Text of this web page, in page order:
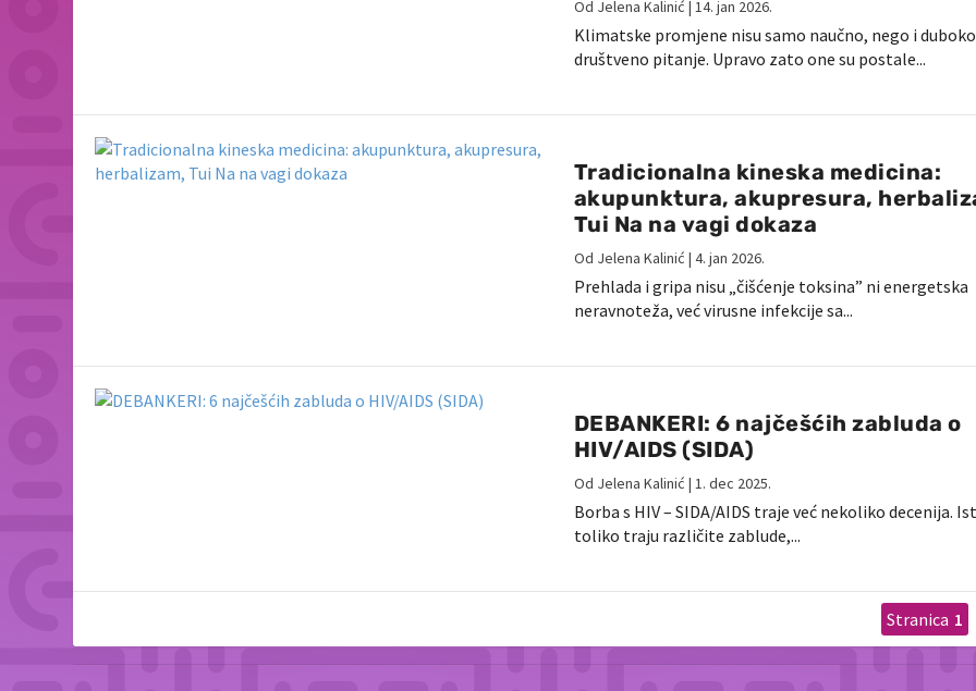
Od Jelena Kalinić | 14. jan 2026.
Klimatske promjene nisu samo naučno, nego i duboko
društveno pitanje. Upravo zato one su postale...
Tradicionalna kineska medicina:
akupunktura, akupresura,
Tui Na na vagi dokaza
Od Jelena Kalinić | 4. jan 2026.
Prehlada i gripa nisu „čišćenje toksina” ni energetska
neravnoteža, već virusne infekcije sa...
DEBANKERI: 6 najčešćih zabluda o
HIV/AIDS (SIDA)
Od Jelena Kalinić | 1. dec 2025.
Borba s HIV – SIDA/AIDS traje već nekoliko decenija.
toliko traju različite zablude,...
1